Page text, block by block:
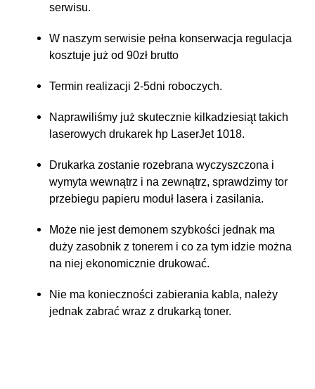
serwisu.
W naszym serwisie pełna konserwacja regulacja
kosztuje już od 90zł brutto
Termin realizacji 2-5dni roboczych.
Naprawiliśmy już skutecznie kilkadziesiąt takich
laserowych drukarek hp LaserJet 1018.
Drukarka zostanie rozebrana wyczyszczona i
wymyta wewnątrz i na zewnątrz, sprawdzimy tor
przebiegu papieru moduł lasera i zasilania.
Może nie jest demonem szybkości jednak ma
duży zasobnik z tonerem i co za tym idzie można
na niej ekonomicznie drukować.
Nie ma konieczności zabierania kabla, należy
jednak zabrać wraz z drukarką toner.